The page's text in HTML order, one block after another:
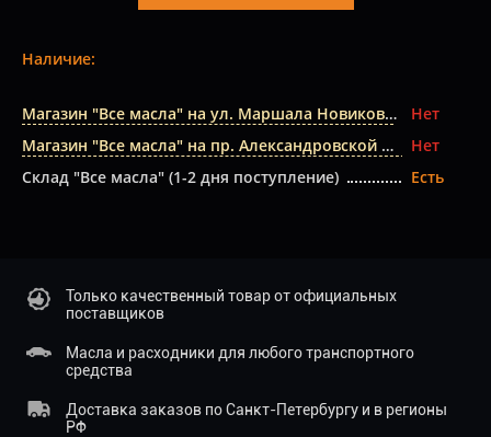
Наличие:
Магазин "Все масла" на ул. Маршала Новикова
Нет
Магазин "Все масла" на пр. Александровской Фермы
Нет
Склад "Все масла" (1-2 дня поступление)
Есть
Только качественный товар от официальных
поставщиков
Масла и расходники для любого транспортного
средства
Доставка заказов по Санкт-Петербургу и в регионы
РФ